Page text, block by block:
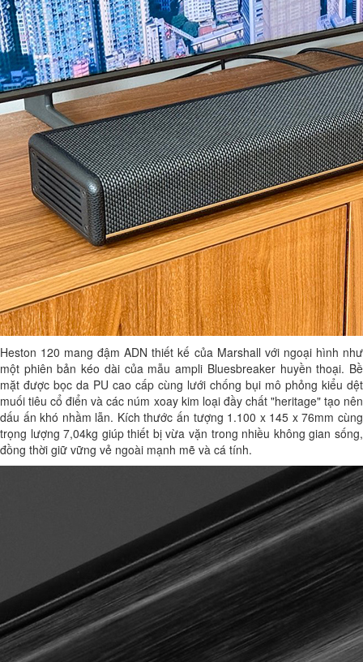
Heston 120 mang đậm ADN thiết kế của Marshall với ngoại hình như
một phiên bản kéo dài của mẫu ampli Bluesbreaker huyền thoại. Bề
mặt được bọc da PU cao cấp cùng lưới chống bụi mô phỏng kiểu dệt
muối tiêu cổ điển và các núm xoay kim loại đầy chất "heritage" tạo nên
dấu ấn khó nhầm lẫn. Kích thước ấn tượng 1.100 x 145 x 76mm cùng
trọng lượng 7,04kg giúp thiết bị vừa vặn trong nhiều không gian sống,
đồng thời giữ vững vẻ ngoài mạnh mẽ và cá tính.